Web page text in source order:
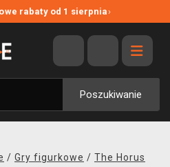
rabaty od 1 sierpnia›
Poszukiwanie
/ Gry figurkowe / The Horus